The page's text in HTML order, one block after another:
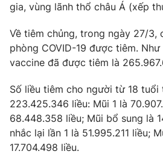
Tư vấn
Chuyên mục khác
Emagazine
Photo
Video
gia, vùng lãnh thổ châu Á (xếp
Về tiêm chủng, trong ngày 27/3,
phòng COVID-19 được tiêm.
vaccine đã được tiêm là
Số liều tiêm cho người từ 18 tuổi
223.425.346 liều: Mũi 1 là
68.448.358 liều; Mũi bổ sung là
nhắc lại lần 1 là 51.995.211 liều;
17.704.498 liều.